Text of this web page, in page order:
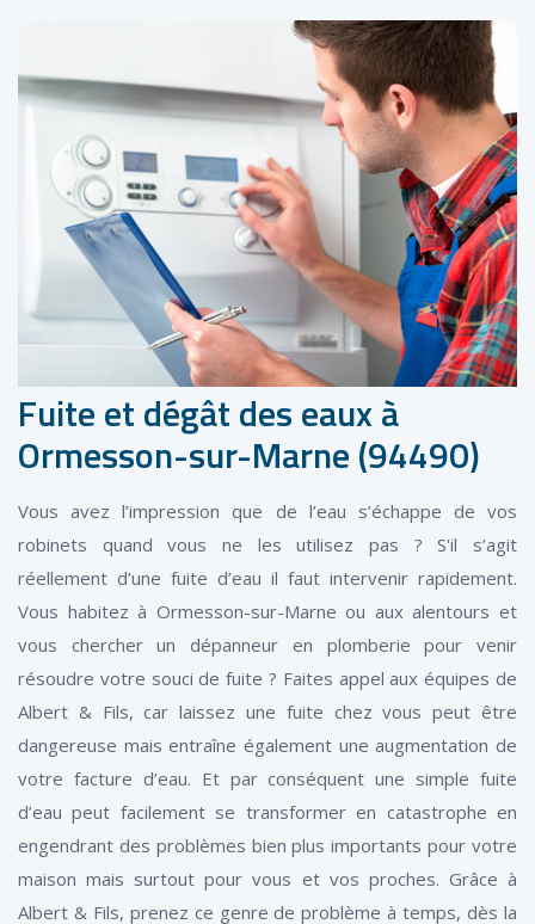
Fuite et dégât des eaux à
Ormesson-sur-Marne (94490)
Vous avez l’impression que de l’eau s’échappe de vos
robinets quand vous ne les utilisez pas ? S'il s’agit
réellement d’une fuite d’eau il faut intervenir rapidement.
Vous habitez à Ormesson-sur-Marne ou aux alentours et
vous chercher un dépanneur en plomberie pour venir
résoudre votre souci de fuite ? Faites appel aux équipes de
Albert & Fils, car laissez une fuite chez vous peut être
dangereuse mais entraîne également une augmentation de
votre facture d’eau. Et par conséquent une simple fuite
d’eau peut facilement se transformer en catastrophe en
engendrant des problèmes bien plus importants pour votre
maison mais surtout pour vous et vos proches. Grâce à
Albert & Fils, prenez ce genre de problème à temps, dès la